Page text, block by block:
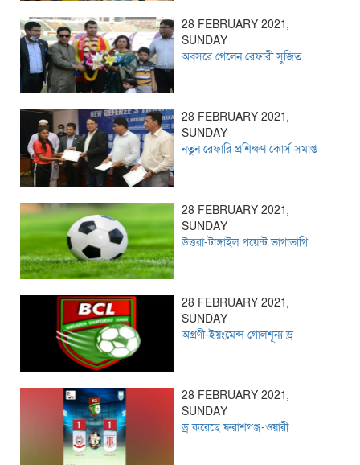
28 FEBRUARY 2021,
SUNDAY
অবসরে গেলেন রেফারী সুজিত
28 FEBRUARY 2021,
SUNDAY
নতুন রেফারি প্রশিক্ষণ কোর্স সমাপ্ত
28 FEBRUARY 2021,
SUNDAY
উত্তরা-টাঙ্গাইল পয়েন্ট ভাগাভাগি
28 FEBRUARY 2021,
SUNDAY
অগ্রণী-ইয়ংমেন্স গোলশূন্য ড্র
28 FEBRUARY 2021,
SUNDAY
ড্র করেছে ফরাশগঞ্জ-ওয়ারী